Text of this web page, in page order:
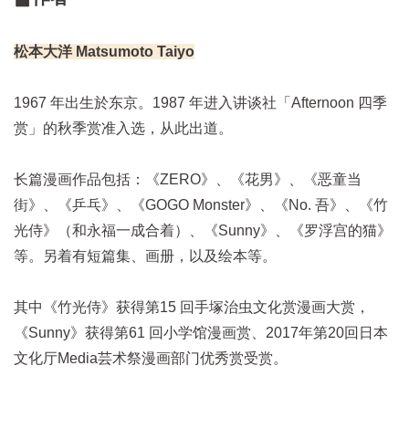
松本大洋 Matsumoto Taiyo
1967 年出生於东京。1987 年进入讲谈社「Afternoon 四季
赏」的秋季赏准入选，从此出道。
长篇漫画作品包括：《ZERO》、《花男》、《恶童当
街》、《乒乓》、《GOGO Monster》、《No. 吾》、《竹
光侍》（和永福一成合着）、《Sunny》、《罗浮宫的猫》
等。另着有短篇集、画册，以及绘本等。
其中《竹光侍》获得第15 回手塚治虫文化赏漫画大赏，
《Sunny》获得第61 回小学馆漫画赏、2017年第20回日本
文化厅Media芸术祭漫画部门优秀赏受赏。